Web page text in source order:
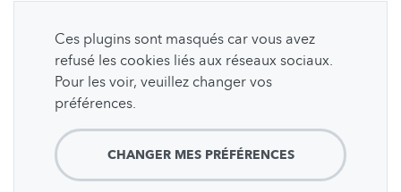
Ces plugins sont masqués car vous avez
refusé les cookies liés aux réseaux sociaux.
Pour les voir, veuillez changer vos
préférences.
CHANGER MES PRÉFÉRENCES